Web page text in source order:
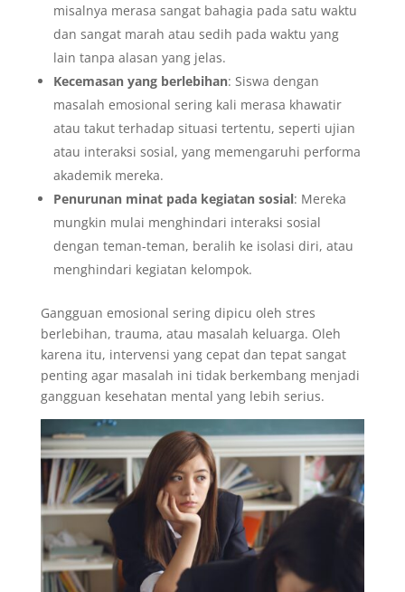
misalnya merasa sangat bahagia pada satu waktu
dan sangat marah atau sedih pada waktu yang
lain tanpa alasan yang jelas.
Kecemasan yang berlebihan: Siswa dengan
masalah emosional sering kali merasa khawatir
atau takut terhadap situasi tertentu, seperti ujian
atau interaksi sosial, yang memengaruhi performa
akademik mereka.
Penurunan minat pada kegiatan sosial: Mereka
mungkin mulai menghindari interaksi sosial
dengan teman-teman, beralih ke isolasi diri, atau
menghindari kegiatan kelompok.
Gangguan emosional sering dipicu oleh stres
berlebihan, trauma, atau masalah keluarga. Oleh
karena itu, intervensi yang cepat dan tepat sangat
penting agar masalah ini tidak berkembang menjadi
gangguan kesehatan mental yang lebih serius.